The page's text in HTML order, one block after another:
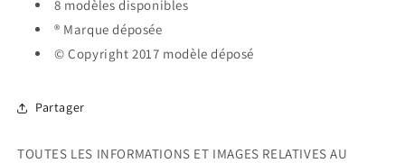
8 modèles disponibles
® Marque déposée
© Copyright 2017 modèle déposé
Partager
TOUTES LES INFORMATIONS ET IMAGES RELATIVES AU